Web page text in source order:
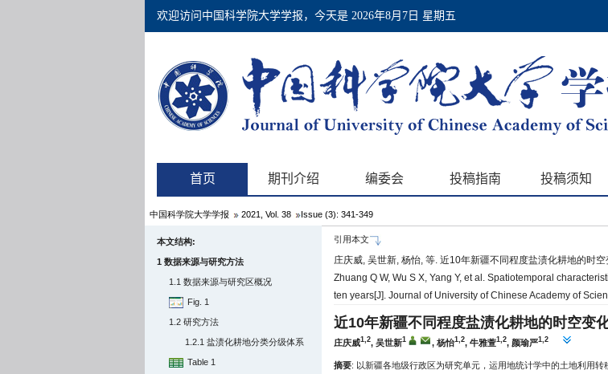
中国科学院大学学报 2021, Vol. 38 Issue (3): 341-349
本文结构:
1 数据来源与研究方法
1.1 数据来源与研究区概况
Fig. 1
1.2 研究方法
1.2.1 盐渍化耕地分类分级体系
Table 1
引用本文
庄庆威, 吴世新, 杨怡, 等. 近10年新疆不同程度盐渍化耕地的时
Zhuang Q W, Wu S X, Yang Y, et al. Spatiotemporal
ten years[J]. Journal of University of Chinese Academy of
近10年新疆不同程度盐渍化耕地的时空变
庄庆威1,2, 吴世新1 , 杨怡1,2, 牛雅萱1,2, 颜瑜严1,2
摘要: 以新疆各地级行政区为研究单元，运用地统计学中的土地利用